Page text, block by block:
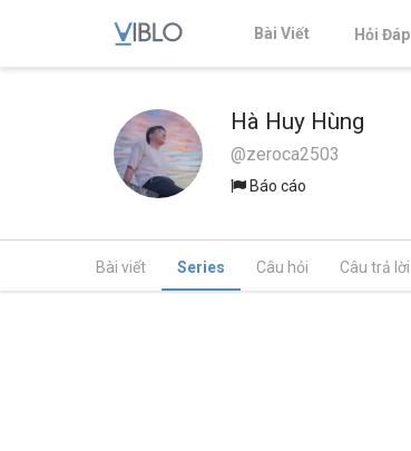
Bài Viết Hỏi Đáp
Hà Huy Hùng
@zeroca2503
Báo cáo
Bài viết Series Câu hỏi Câu trả lời